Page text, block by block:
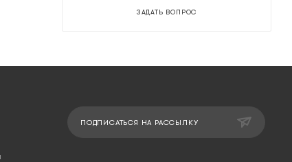
ЗАДАТЬ ВОПРОС
ПОДПИСАТЬСЯ НА РАССЫЛКУ